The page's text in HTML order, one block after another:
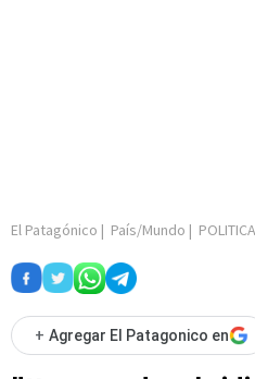
El Patagónico | País/Mundo | POLITICA
+ Agregar El Patagonico en